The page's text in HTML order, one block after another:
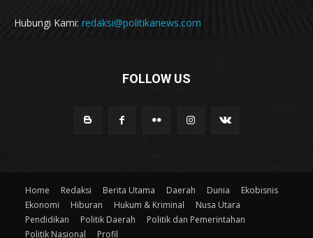
Hubungi Kami: redaksi@politikanews.com
FOLLOW US
Home Redaksi Berita Utama Daerah Dunia
Ekobisnis
Ekonomi
Hiburan Hukum & Kriminal
Nusa Utara
Pendidikan
Politik Daerah
Politik dan Pemerintahan
Politik Nasional
Profil